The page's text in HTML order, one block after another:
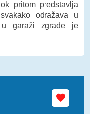
pritom predstavlja
odražava u
u garaži zgrade je